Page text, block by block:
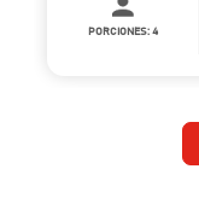
PORCIONES: 4